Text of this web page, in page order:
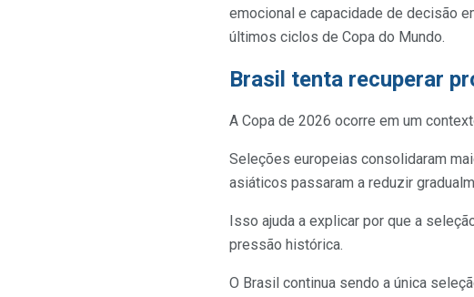
emocional e capacidade de decisão
últimos ciclos de Copa do Mundo.
Brasil tenta recuperar
A Copa de 2026 ocorre em um
Seleções europeias consolidaram
asiáticos passaram a reduzir
Isso ajuda a explicar por que a
pressão histórica.
O Brasil continua sendo a única